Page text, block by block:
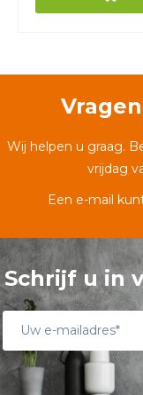
Wij helpen u graag.
vrijdag
Een e-mail
Schrijf u in